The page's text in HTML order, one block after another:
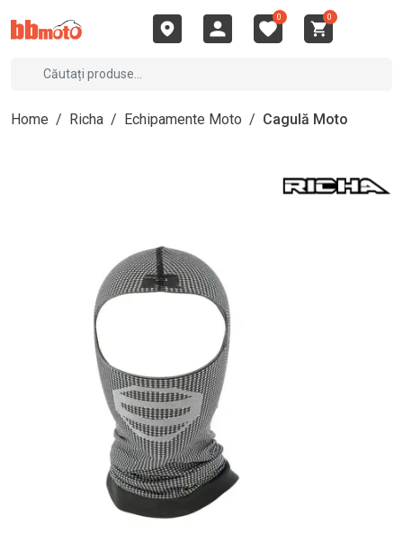
0 0
Home / Richa / Echipamente Moto / Cagulă Moto